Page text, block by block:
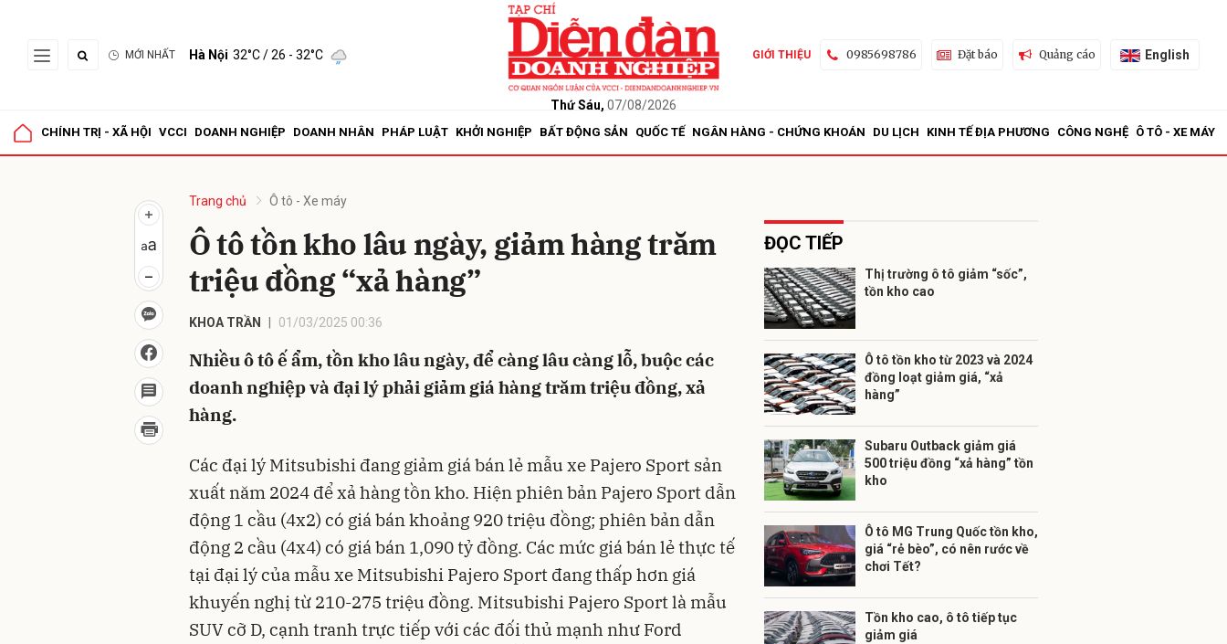
MỚI NHẤT Hà Nội 32°C/ 26 - 32°C
Thứ Sáu, 07/08/2026
GIỚI THIỆU 0985698786 Đặt báo Quảng cáo English
CHÍNH TRỊ - XÃ HỘI VCCI DOANH NGHIỆP DOANH NHÂN PHÁP LUẬT KHỞI NGHIỆP BẤT ĐỘNG SẢN QUỐC TẾ NGÂN HÀNG - CHỨNG KHOÁN DU LỊCH KINH TẾ ĐỊA PHƯƠNG CÔNG NGHỆ Ô TÔ - XE MÁY
Trang chủ Ô tô - Xe máy
Ô tô tồn kho lâu ngày, giảm hàng trăm
triệu đồng “xả hàng”
KHOA TRẦN 01/03/2025 00:36
Nhiều ô tô ế ẩm, tồn kho lâu ngày, để càng lâu càng lỗ, buộc các
doanh nghiệp và đại lý phải giảm giá hàng trăm triệu đồng, xả
hàng.
Các đại lý Mitsubishi đang giảm giá bán lẻ mẫu xe Pajero Sport sản
xuất năm 2024 để xả hàng tồn kho. Hiện phiên bản Pajero Sport dẫn
động 1 cầu (4x2) có giá bán khoảng 920 triệu đồng; phiên bản dẫn
động 2 cầu (4x4) có giá bán 1,090 tỷ đồng. Các mức giá bán lẻ thực tế
tại đại lý của mẫu xe Mitsubishi Pajero Sport đang thấp hơn giá
khuyến nghị từ 210-275 triệu đồng. Mitsubishi Pajero Sport là mẫu
SUV cỡ D, cạnh tranh trực tiếp với các đối thủ mạnh như Ford
ĐỌC TIẾP
Thị trường ô tô giảm “sốc”,
tồn kho cao
Ô tô tồn kho từ 2023 và 2024
đồng loạt giảm giá, “xả
hàng”
Subaru Outback giảm giá
500 triệu đồng “xả hàng” tồn
kho
Ô tô MG Trung Quốc tồn kho,
giá “rẻ bèo”, có nên rước về
chơi Tết?
Tồn kho cao, ô tô tiếp tục
giảm giá
Gửi